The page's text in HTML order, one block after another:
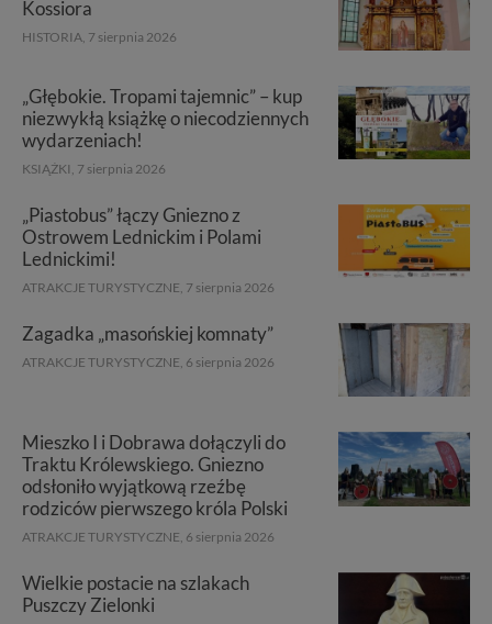
Kossiora
HISTORIA, 7 sierpnia 2026
„Głębokie. Tropami tajemnic” – kup
niezwykłą książkę o niecodziennych
wydarzeniach!
KSIĄŻKI, 7 sierpnia 2026
„Piastobus” łączy Gniezno z
Ostrowem Lednickim i Polami
Lednickimi!
ATRAKCJE TURYSTYCZNE, 7 sierpnia 2026
Zagadka „masońskiej komnaty”
ATRAKCJE TURYSTYCZNE, 6 sierpnia 2026
Mieszko I i Dobrawa dołączyli do
Traktu Królewskiego. Gniezno
odsłoniło wyjątkową rzeźbę
rodziców pierwszego króla Polski
ATRAKCJE TURYSTYCZNE, 6 sierpnia 2026
Wielkie postacie na szlakach
Puszczy Zielonki